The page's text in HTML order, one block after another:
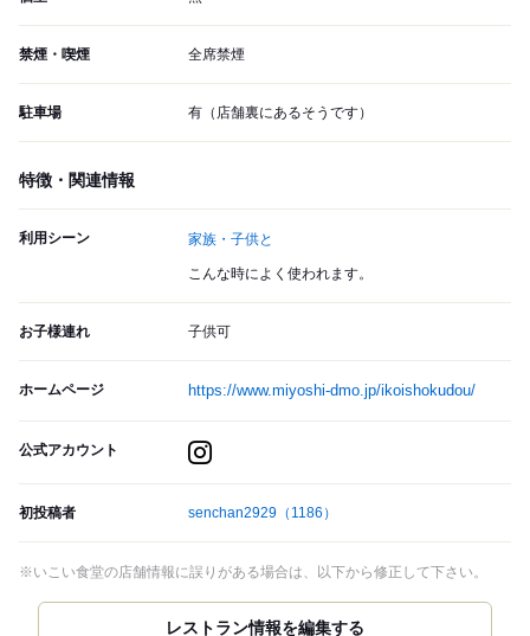
禁煙・喫煙 全席禁煙
駐車場 有（店舗裏にあるそうです）
特徴・関連情報
利用シーン 家族・子供と
こんな時によく使われます。
お子様連れ 子供可
ホームページ https://www.miyoshi-dmo.jp/ikoishokudou/
公式アカウント
初投稿者 senchan2929 （1186）
※いこい食堂の店舗情報に誤りがある場合は、以下から修正して下さい。